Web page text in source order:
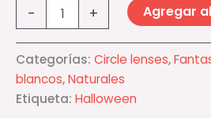
- + Agregar
Categorías: Circle lenses,
blancos,Naturales
Etiqueta: Halloween